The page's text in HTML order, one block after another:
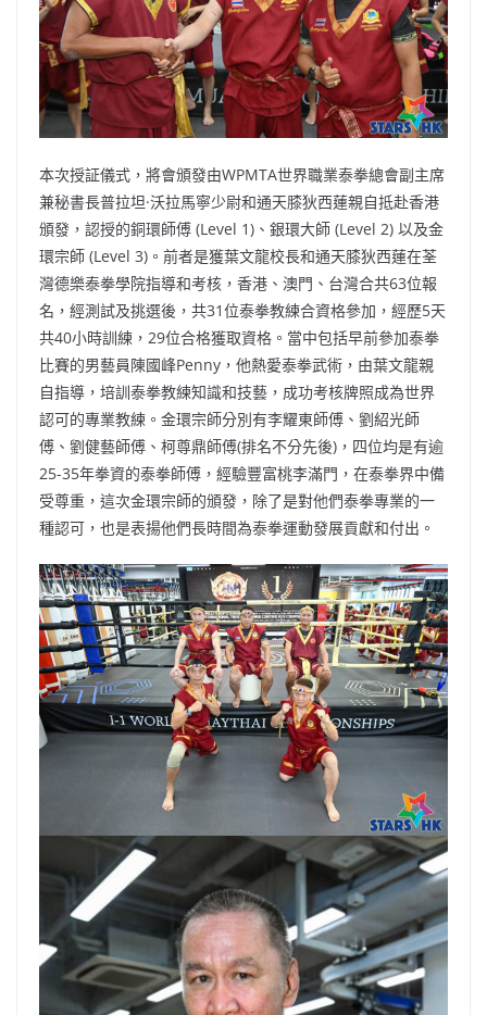
本次授証儀式，將會頒發由WPMTA世界職業泰拳總會副主席
兼秘書長普拉坦·沃拉馬寧少尉和通天膝狄西蓮親自抵赴香港
頒發，認授的銅環師傅 (Level 1)、銀環大師 (Level 2) 以及金
環宗師 (Level 3)。前者是獲葉文龍校長和通天膝狄西蓮在荃
灣德樂泰拳學院指導和考核，香港、澳門、台灣合共63位報
名，經測試及挑選後，共31位泰拳教練合資格參加，經歷5天
共40小時訓練，29位合格獲取資格。當中包括早前參加泰拳
比賽的男藝員陳國峰Penny，他熱愛泰拳武術，由葉文龍親
自指導，培訓泰拳教練知識和技藝，成功考核牌照成為世界
認可的專業教練。金環宗師分別有李耀東師傅、劉紹光師
傅、劉健藝師傅、柯尊鼎師傅(排名不分先後)，四位均是有逾
25-35年拳資的泰拳師傅，經驗豐富桃李滿門，在泰拳界中備
受尊重，這次金環宗師的頒發，除了是對他們泰拳專業的一
種認可，也是表揚他們長時間為泰拳運動發展貢獻和付出。